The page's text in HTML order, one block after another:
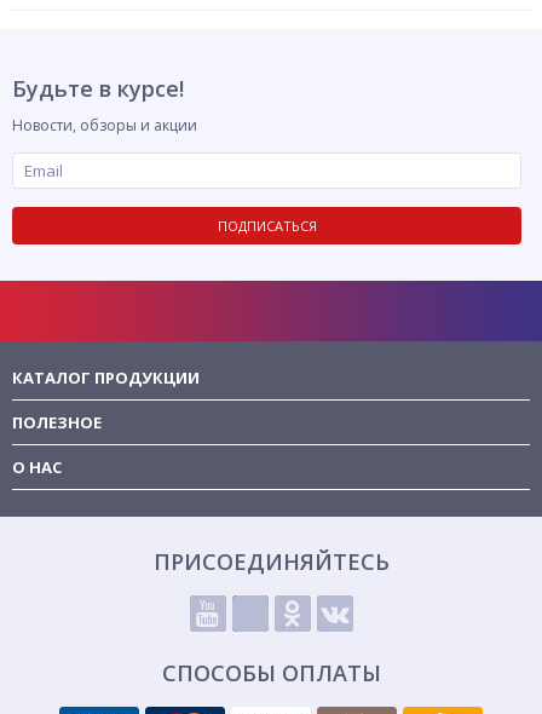
Будьте в курсе!
Новости, обзоры и акции
ПОДПИСАТЬСЯ
КАТАЛОГ ПРОДУКЦИИ
ПОЛЕЗНОЕ
О НАС
ПРИСОЕДИНЯЙТЕСЬ
СПОСОБЫ ОПЛАТЫ